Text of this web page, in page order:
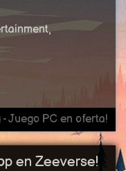
Juego PC en oferta!
en Zeeverse!